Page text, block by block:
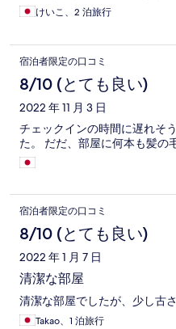
けいこ、2 泊旅行
宿泊者限定の口コミ
8/10 (とても良い)
2022 年 11 月 3 日
チェックインの時間に遅れそ
た。 だだ、部屋に何本も髪の
宿泊者限定の口コミ
8/10 (とても良い)
2022 年 1 月 7 日
清潔な部屋
清潔な部屋でしたが、少し古
Takao、1 泊旅行